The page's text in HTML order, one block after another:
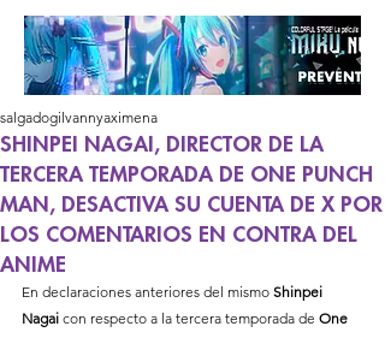
SHINPEI NAGAI, DIRECTOR DE LA
TERCERA TEMPORADA DE ONE PUNCH
MAN, DESACTIVA SU CUENTA DE X POR
LOS COMENTARIOS EN CONTRA DEL
ANIME
salgadogilvannyaximena
En declaraciones anteriores del mismo Shinpei
Nagai con respecto a la tercera temporada de One